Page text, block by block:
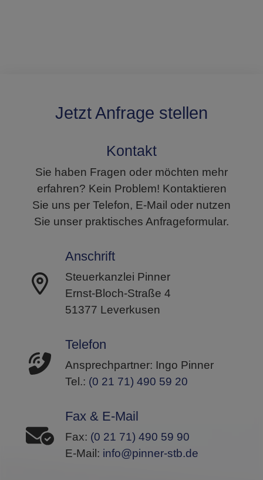
Jetzt Anfrage stellen
Kontakt
Sie haben Fragen oder möchten mehr
erfahren? Kein Problem! Kontaktieren
Sie uns per Telefon, E-Mail oder nutzen
Sie unser praktisches Anfrageformular.
Anschrift
Steuerkanzlei Pinner
Ernst-Bloch-Straße 4
51377 Leverkusen
Telefon
Ansprechpartner: Ingo Pinner
Tel.: (0 21 71) 490 59 20
Fax & E-Mail
Fax: (0 21 71) 490 59 90
E-Mail: info@pinner-stb.de